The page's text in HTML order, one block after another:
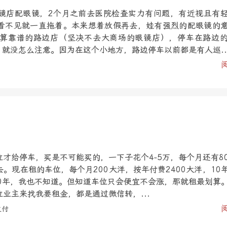
店配眼镜，2个月之前去医院检查实力有问题，有近视且有
不见就一直拖着。本来想着放假再去，娃有强烈的配眼镜的
靠谱的路边店（坚决不去大商场的眼镜店），停车在路边
没怎么注意。因为在这个小地方，路边停车以前都是有人巡
给停车，买是不可能买的，一下子花个4-5万，每个月还有
。现在租的车位，每个月200大洋，按年付费2400大洋，10
，我也不知道。但知道车位只会便宜不会涨，那就租最划算
主来找我要租金，都是通过微信转，...
付